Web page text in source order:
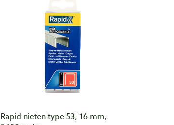
Rapid nieten type 53, 16 mm,